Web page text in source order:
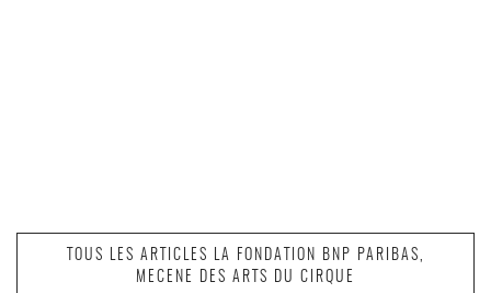
TOUS LES ARTICLES LA FONDATION BNP PARIBAS,
MECENE DES ARTS DU CIRQUE